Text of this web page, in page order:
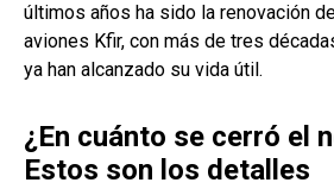
últimos años ha sido la renovación
aviones Kfir, con más de tres
ya han alcanzado su vida útil.
¿En cuánto se cerró el
Estos son los detalles